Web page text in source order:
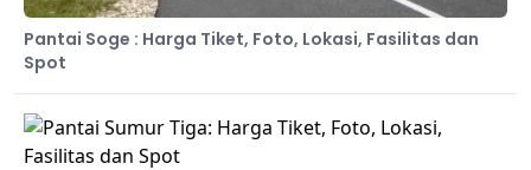
Pantai Soge : Harga Tiket, Foto, Lokasi, Fasilitas dan
Spot